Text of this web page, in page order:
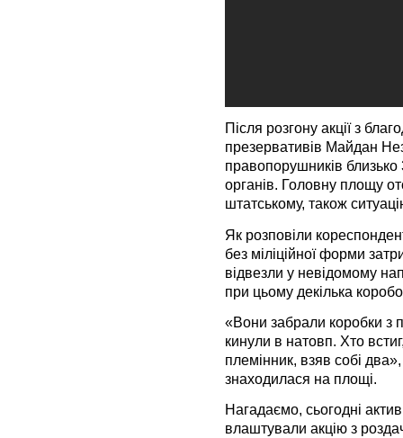
Після розгону акції з
презервативів Майдан
правопорушників
органів. Головну площу
штатському, також
Як розповіли
без міліційної форми
відвезли у невідомому
при цьому декілька
«Вони забрали коробки з
кинули в натовп. Хто
племінник, взяв собі
знаходилася на площі.
Нагадаємо, сьогодні
влаштували акцію з